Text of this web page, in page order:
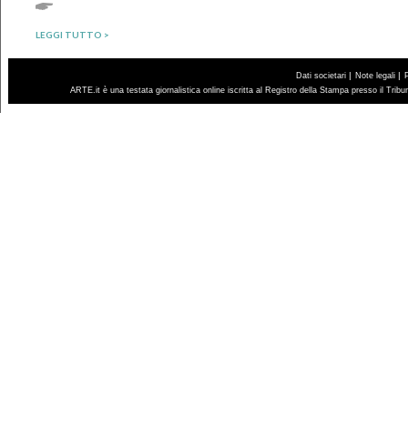
LEGGI TUTTO >
Dati societari | Note legali |
ARTE.it è una testata giornalistica online iscritta al Registro della Stampa presso il